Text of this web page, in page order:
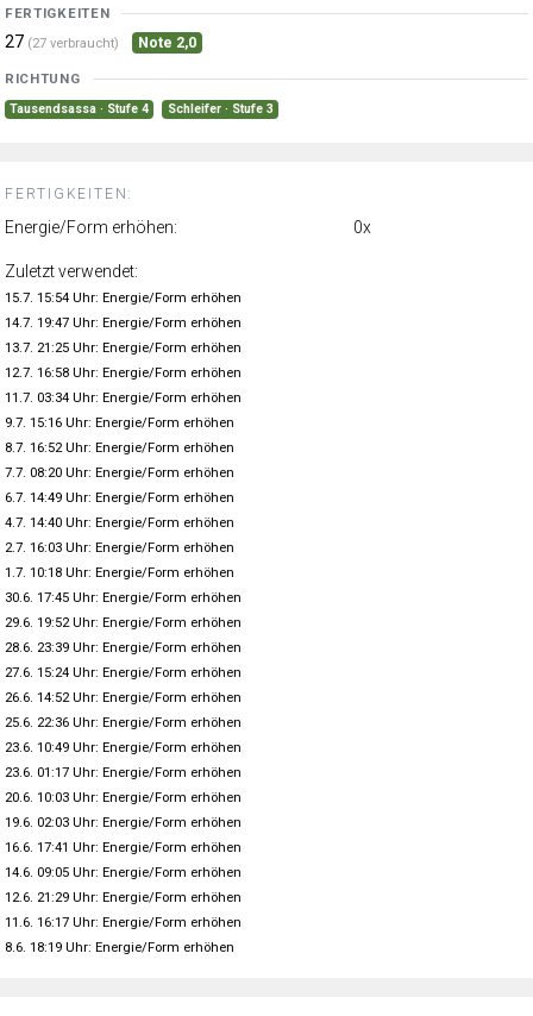
FERTIGKEITEN
27 (27 verbraucht) Note 2,0
RICHTUNG
Tausendsassa · Stufe 4 Schleifer · Stufe 3
FERTIGKEITEN:
Energie/Form erhöhen: 0x
Zuletzt verwendet:
15.7. 15:54 Uhr: Energie/Form erhöhen
14.7. 19:47 Uhr: Energie/Form erhöhen
13.7. 21:25 Uhr: Energie/Form erhöhen
12.7. 16:58 Uhr: Energie/Form erhöhen
11.7. 03:34 Uhr: Energie/Form erhöhen
9.7. 15:16 Uhr: Energie/Form erhöhen
8.7. 16:52 Uhr: Energie/Form erhöhen
7.7. 08:20 Uhr: Energie/Form erhöhen
6.7. 14:49 Uhr: Energie/Form erhöhen
4.7. 14:40 Uhr: Energie/Form erhöhen
2.7. 16:03 Uhr: Energie/Form erhöhen
1.7. 10:18 Uhr: Energie/Form erhöhen
30.6. 17:45 Uhr: Energie/Form erhöhen
29.6. 19:52 Uhr: Energie/Form erhöhen
28.6. 23:39 Uhr: Energie/Form erhöhen
27.6. 15:24 Uhr: Energie/Form erhöhen
26.6. 14:52 Uhr: Energie/Form erhöhen
25.6. 22:36 Uhr: Energie/Form erhöhen
23.6. 10:49 Uhr: Energie/Form erhöhen
23.6. 01:17 Uhr: Energie/Form erhöhen
20.6. 10:03 Uhr: Energie/Form erhöhen
19.6. 02:03 Uhr: Energie/Form erhöhen
16.6. 17:41 Uhr: Energie/Form erhöhen
14.6. 09:05 Uhr: Energie/Form erhöhen
12.6. 21:29 Uhr: Energie/Form erhöhen
11.6. 16:17 Uhr: Energie/Form erhöhen
8.6. 18:19 Uhr: Energie/Form erhöhen